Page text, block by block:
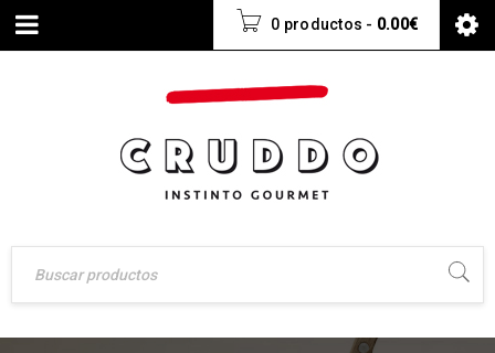
0 productos - 0.00€